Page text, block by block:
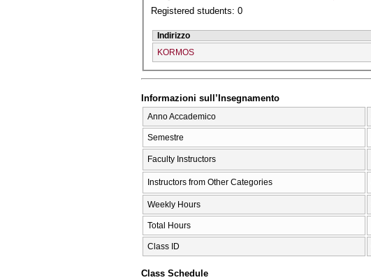
Registered students: 0
Indirizzo
KORMOS
Informazioni sull’Insegnamento
Anno Accademico
Semestre
Faculty Instructors
Instructors from Other Categories
Weekly Hours
Total Hours
Class ID
Class Schedule